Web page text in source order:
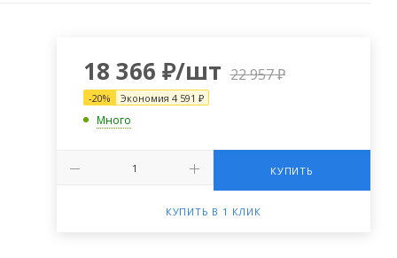
18 366 ₽/шт 22 957₽
-20% Экономия 4 591 ₽
Много
КУПИТЬ
КУПИТЬ В 1 КЛИК